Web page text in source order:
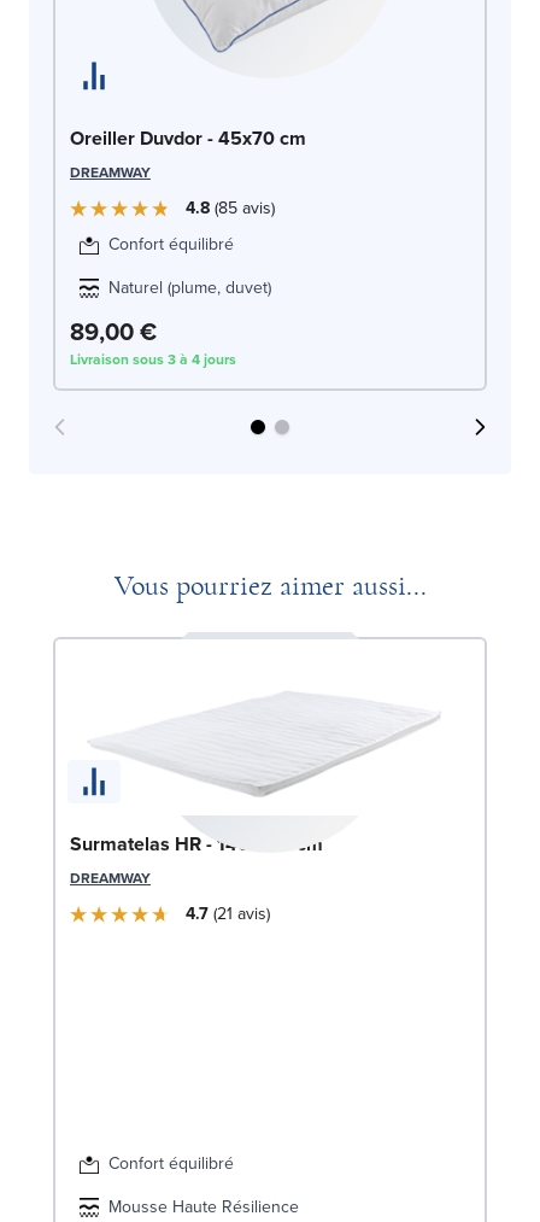
Oreiller Duvdor - 45x70 cm
DREAMWAY
4.8 85avis
Confort équilibré
Naturel (plume, duvet)
89,00 €
Livraison sous 3 à 4 jours
Vous pourriez aimer aussi...
Surmatelas HR - 140x190 cm
DREAMWAY
4.7 21 avis
Confort équilibré
Mousse Haute Résilience